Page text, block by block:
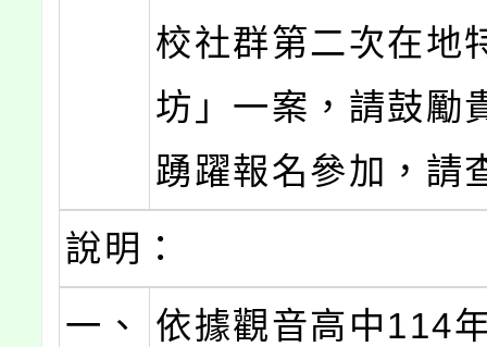
校社群第二次在地
坊」一案，請鼓勵
踴躍報名參加，請
說明：
一、
依據觀音高中114